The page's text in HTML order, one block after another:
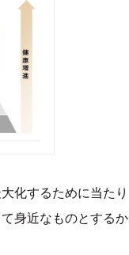
化するために当たり
身近なものとするか